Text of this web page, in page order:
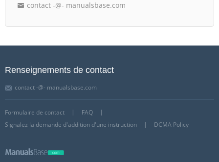
contact -@- manualsbase.com
Renseignements de contact
contact -@- manualsbase.com
Formulaire de contact
FAQ
Signalez la demande d'addition d'une instruction
DCMA Policy